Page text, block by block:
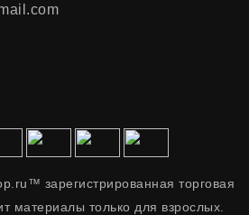
зарегистрированная торговая
материалы только для взрослых.